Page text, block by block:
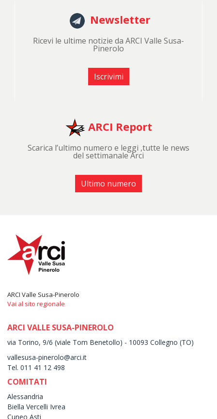
Newsletter
Ricevi le ultime notizie da ARCI Valle Susa-
Pinerolo
Iscrivimi
ARCI Report
Scarica l’ultimo numero e leggi ,tutte le news
del settimanale Arci
Ultimo numero
ARCI Valle Susa-Pinerolo
Vai al sito regionale
ARCI VALLE SUSA-PINEROLO
via Torino, 9/6 (viale Tom Benetollo) - 10093 Collegno (TO)
vallesusa-pinerolo@arci.it
Tel. 011 41 12 498
COMITATI
Alessandria
Biella Vercelli Ivrea
Cuneo Asti